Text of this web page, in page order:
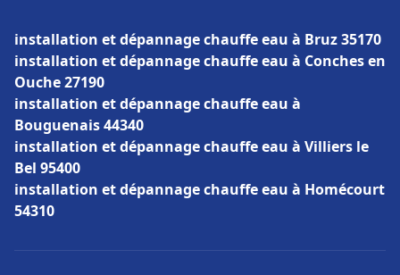
installation et dépannage chauffe eau à Bruz 35170
installation et dépannage chauffe eau à Conches en
Ouche 27190
installation et dépannage chauffe eau à
Bouguenais 44340
installation et dépannage chauffe eau à Villiers le
Bel 95400
installation et dépannage chauffe eau à Homécourt
54310